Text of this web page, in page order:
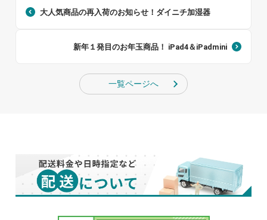
大人気商品の再入荷のお知らせ！ダイニチ加湿器
新年１発目のお年玉商品！ iPad4＆iPadmini
一覧ページへ